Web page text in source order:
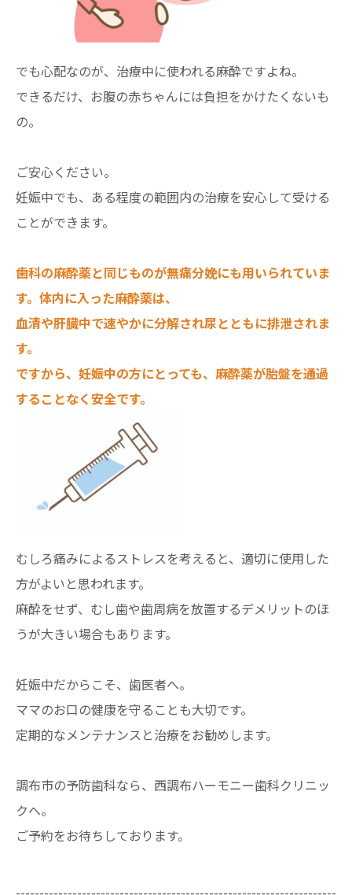
でも心配なのが、治療中に使われる麻酔ですよね。
できるだけ、お腹の赤ちゃんには負担をかけたくないも
の。
ご安心ください。
妊娠中でも、ある程度の範囲内の治療を安心して受ける
ことができます。
歯科の麻酔薬と同じものが無痛分娩にも用いられていま
す。体内に入った麻酔薬は、
血清や肝臓中で速やかに分解され尿とともに排泄されま
す。
ですから、妊娠中の方にとっても、麻酔薬が胎盤を通過
することなく安全です。
むしろ痛みによるストレスを考えると、適切に使用した
方がよいと思われます。
麻酔をせず、むし歯や歯周病を放置するデメリットのほ
うが大きい場合もあります。
妊娠中だからこそ、歯医者へ。
ママのお口の健康を守ることも大切です。
定期的なメンテナンスと治療をお勧めします。
調布市の予防歯科なら、西調布ハーモニー歯科クリニッ
クへ。
ご予約をお待ちしております。